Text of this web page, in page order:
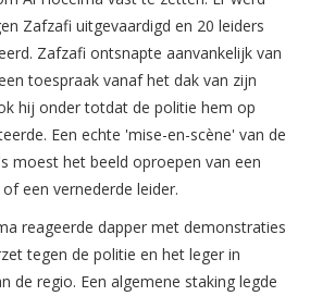
Zafzafi uitgevaardigd en 20 leiders
Zafzafi ontsnapte aanvankelijk van
toespraak vanaf het dak van zijn
hij onder totdat de politie hem op
Een echte 'mise-en-scène' van de
moest het beeld oproepen van een
een vernederde leider.
reageerde dapper met demonstraties
tegen de politie en het leger in
de regio. Een algemene staking legde